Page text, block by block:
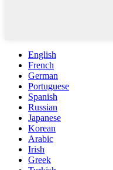
English
French
German
Portuguese
Spanish
Russian
Japanese
Korean
Arabic
Irish
Greek